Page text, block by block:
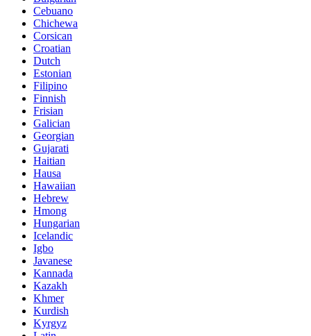
Cebuano
Chichewa
Corsican
Croatian
Dutch
Estonian
Filipino
Finnish
Frisian
Galician
Georgian
Gujarati
Haitian
Hausa
Hawaiian
Hebrew
Hmong
Hungarian
Icelandic
Igbo
Javanese
Kannada
Kazakh
Khmer
Kurdish
Kyrgyz